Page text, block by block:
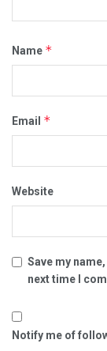
Name *
Email *
Website
Save my
next time I
Notify me of